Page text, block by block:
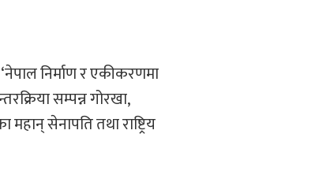
निर्माण र एकीकरणमा
सम्पन्न गोरखा,
सेनापति तथा राष्ट्रिय